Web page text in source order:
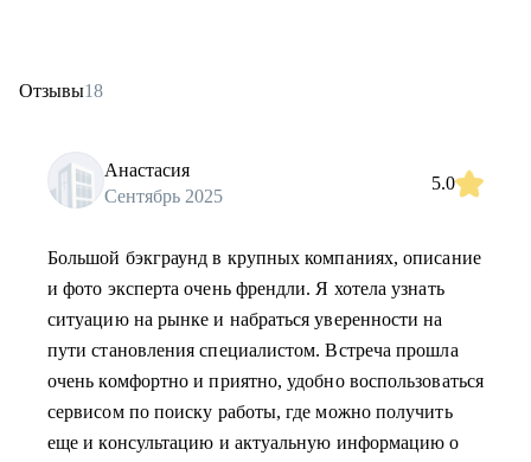
Отзывы18
Анастасия
Сентябрь 2025
5.0
Большой бэкграунд в крупных компаниях, описание
и фото эксперта очень френдли. Я хотела узнать
ситуацию на рынке и набраться уверенности на
пути становления специалистом. Встреча прошла
очень комфортно и приятно, удобно воспользоваться
сервисом по поиску работы, где можно получить
еще и консультацию и актуальную информацию о